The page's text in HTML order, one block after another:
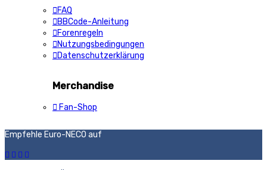
FAQ
BBCode-Anleitung
Forenregeln
Nutzungsbedingungen
Datenschutzerklärung
Merchandise
Fan-Shop
Empfehle Euro-NECO auf